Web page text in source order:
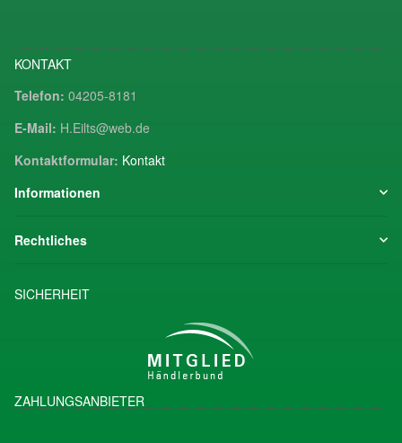
KONTAKT
Telefon: 04205-8181
E-Mail: H.Eilts@web.de
Kontaktformular: Kontakt
Informationen
Rechtliches
SICHERHEIT
ZAHLUNGSANBIETER